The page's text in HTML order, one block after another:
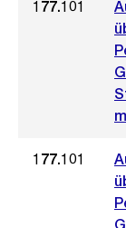
177.101
177.101